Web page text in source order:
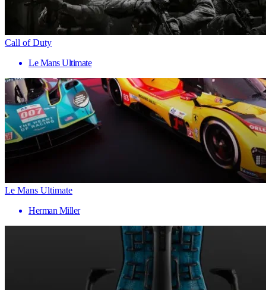
Call of Duty
Le Mans Ultimate
Le Mans Ultimate
Herman Miller